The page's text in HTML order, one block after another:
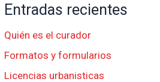
Entradas recientes
Quién es el curador
Formatos y formularios
Licencias urbanisticas